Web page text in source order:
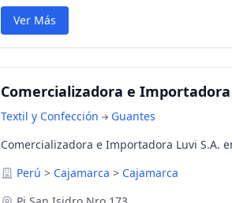
Ver Más
Comercializadora e Importadora
Textil y Confección
Guantes
Comercializadora e Importadora Luvi S.A.
Perú > Cajamarca > Cajamarca